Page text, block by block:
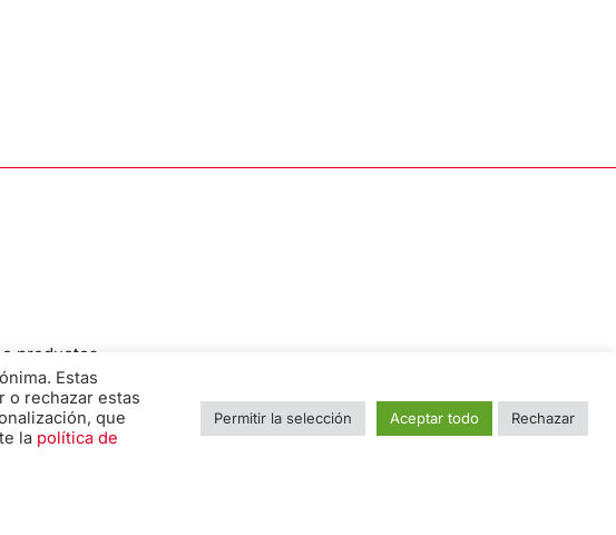
productos
Nombre
Estas
o rechazar estas
que
la política de
Permitir la selección Aceptar todo Rechazar